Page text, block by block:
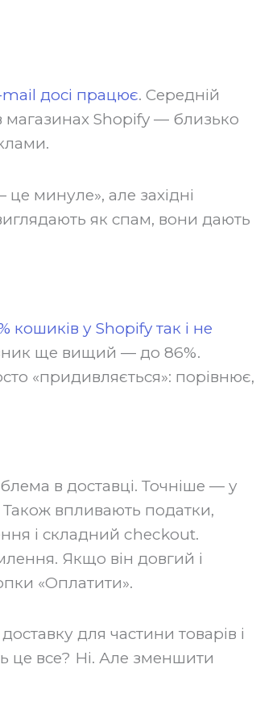
досі працює. Середній
магазинах Shopify — близько
минуле», але західні
як спам, вони дають
у Shopify так і не
ще вищий — до 86%.
«придивляється»: порівнює,
в доставці. Точніше — у
Також впливають податки,
і складний checkout.
Якщо він довгий і
«Оплатити».
для частини товарів і
все? Ні. Але зменшити